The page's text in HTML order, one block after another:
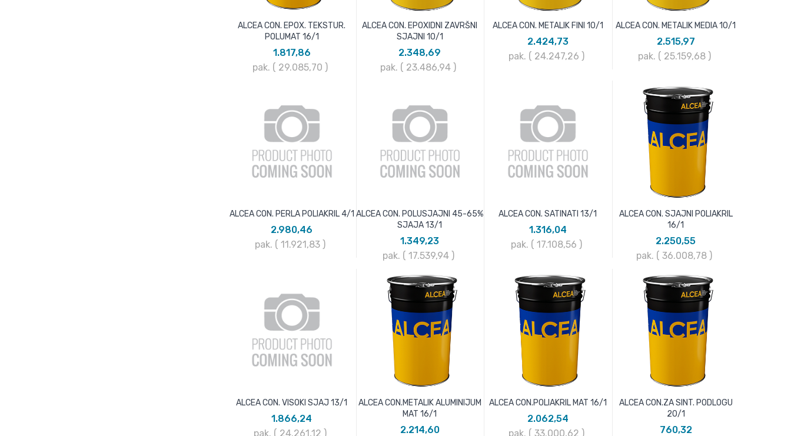
ALCEA CON. EPOX. TEKSTUR.
POLUMAT 16/1
1.817,86
pak. ( 29.085,70 )
ALCEA CON. EPOXIDNI ZAVRŠNI
SJAJNI 10/1
2.348,69
pak. ( 23.486,94 )
ALCEA CON. METALIK FINI 10/1
2.424,73
pak. ( 24.247,26 )
ALCEA CON. METALIK MEDIA 10/1
2.515,97
pak. ( 25.159,68 )
ALCEA CON. PERLA POLIAKRIL 4/1
2.980,46
pak. ( 11.921,83 )
ALCEA CON. POLUSJAJNI 45-65%
SJAJA 13/1
1.349,23
pak. ( 17.539,94 )
ALCEA CON. SATINATI 13/1
1.316,04
pak. ( 17.108,56 )
ALCEA CON. SJAJNI POLIAKRIL
16/1
2.250,55
pak. ( 36.008,78 )
ALCEA CON. VISOKI SJAJ 13/1
1.866,24
pak. ( 24.261,12 )
ALCEA CON.METALIK ALUMINIJUM
MAT 16/1
2.214,60
ALCEA CON.POLIAKRIL MAT 16/1
2.062,54
pak. ( 33.000,62 )
ALCEA CON.ZA SINT. PODLOGU
20/1
760,32